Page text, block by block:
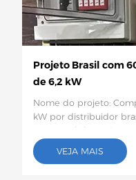
Projeto Brasil com
de 6,2 kW
Nome do projeto:
kW por distribuidor
2026Local do
específica: 60
kWDescrição do
VEJA MAIS